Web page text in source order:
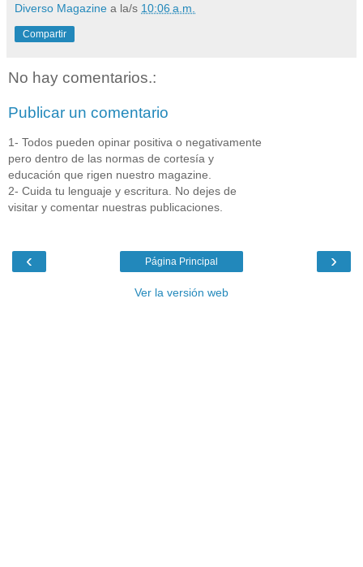
Diverso Magazine a la/s 10:06 a.m.
Compartir
No hay comentarios.:
Publicar un comentario
1- Todos pueden opinar positiva o negativamente
pero dentro de las normas de cortesía y
educación que rigen nuestro magazine.
2- Cuida tu lenguaje y escritura. No dejes de
visitar y comentar nuestras publicaciones.
‹ ›
Página Principal
Ver la versión web